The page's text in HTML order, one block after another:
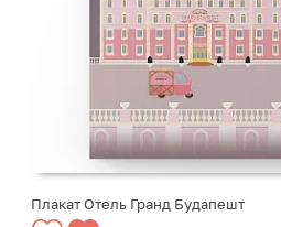
Плакат Отель Гранд Будапешт